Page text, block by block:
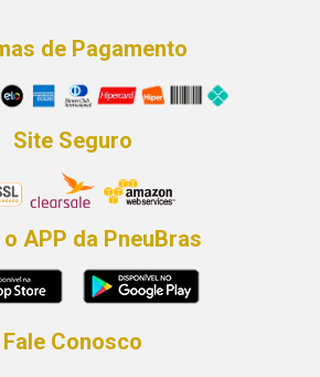
de Pagamento
Site Seguro
o APP da PneuBras
Fale Conosco